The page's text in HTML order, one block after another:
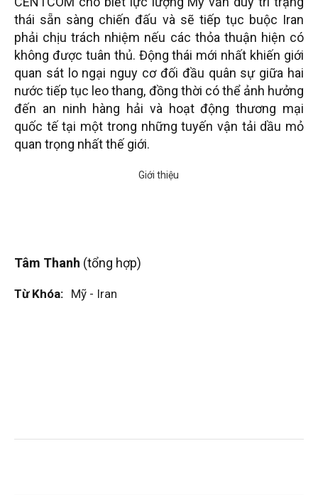
thái sẵn sàng chiến đấu và sẽ tiếp tục buộc Iran
phải chịu trách nhiệm nếu các thỏa thuận hiện có
không được tuân thủ. Động thái mới nhất khiến giới
quan sát lo ngại nguy cơ đối đầu quân sự giữa hai
nước tiếp tục leo thang, đồng thời có thể ảnh hưởng
đến an ninh hàng hải và hoạt động thương mại
quốc tế tại một trong những tuyến vận tải dầu mỏ
quan trọng nhất thế giới.
Tâm Thanh (tổng hợp)
Từ Khóa: Mỹ - Iran